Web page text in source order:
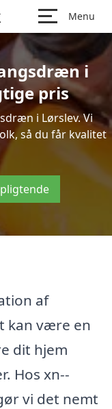
Menu
i
pris
i Lørslev. Vi
så du får kvalitet
af
kan være en
dit hjem
Hos xn--
vi det nemt